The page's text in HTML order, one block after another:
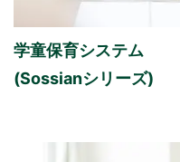
学童保育システム
(Sossianシリーズ)